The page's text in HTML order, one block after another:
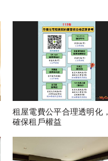
租屋電費公平合理透明化，
確保租戶權益